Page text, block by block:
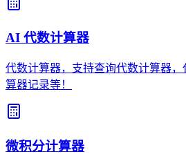
AI 代数计算器
代数计算器，支持查询代数计算器
算器记录等！
微积分计算器